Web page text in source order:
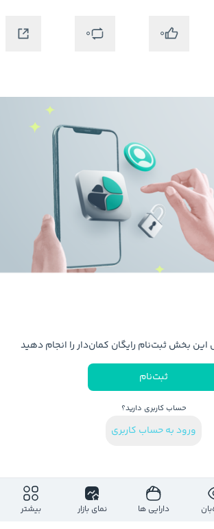
0
0
بخش ثبت‌نام رایگان کمان‌دار را انجام دهید
ثبت‌نام
حساب کاربری دارید؟
ورود به حساب کاربری
دارایی ها نمای بازار بیشتر